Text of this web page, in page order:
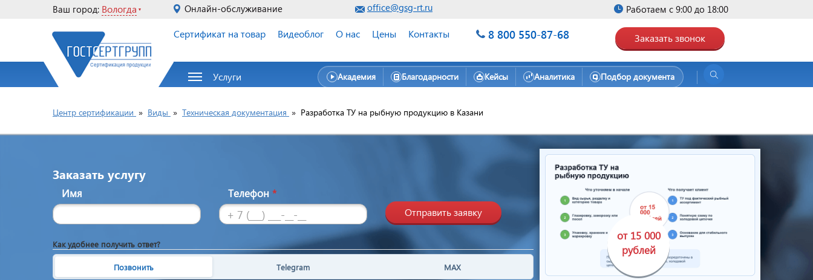
Ваш город: Вологда Онлайн-обслуживание office@gsg-rt.ru Работаем с 9:00 до 18:00
Сертификат на товар Видеоблог О нас Цены Контакты 8 800 550-87-68 Заказать звонок
Услуги Академия Благодарности Кейсы Аналитика Подбор документа
Центр сертификации » Виды » Техническая документация » Разработка ТУ на рыбную продукцию в Казани
Заказать услугу
Имя Телефон *
Отправить заявку
Как удобнее получить ответ?
Позвонить Telegram MAX
от 15 000
рублей